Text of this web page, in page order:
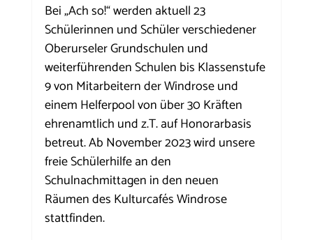
Bei „Ach so!“ werden aktuell 23
Schülerinnen und Schüler verschiedener
Oberurseler Grundschulen und
weiterführenden Schulen bis Klassenstufe
9 von Mitarbeitern der Windrose und
einem Helferpool von über 30 Kräften
ehrenamtlich und z.T. auf Honorarbasis
betreut. Ab November 2023 wird unsere
freie Schülerhilfe an den
Schulnachmittagen in den neuen
Räumen des Kulturcafés Windrose
stattfinden.